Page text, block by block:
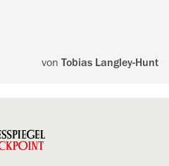
von Tobias Langley-Hunt